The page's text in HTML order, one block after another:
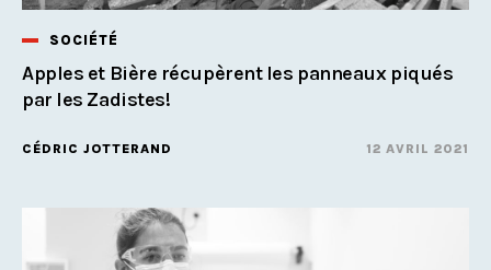
SOCIÉTÉ
Apples et Bière récupèrent les panneaux piqués
par les Zadistes!
CÉDRIC JOTTERAND 12 AVRIL 2021